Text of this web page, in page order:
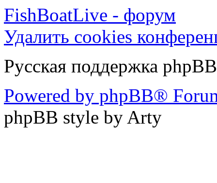
FishBoatLive - форум
Удалить cookies
Русская поддержка phpBB
Powered by phpBB®
phpBB style by Arty